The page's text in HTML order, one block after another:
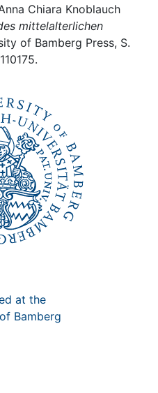
Chiara Knoblauch
mittelalterlichen
of Bamberg Press, S.
at the
Bamberg